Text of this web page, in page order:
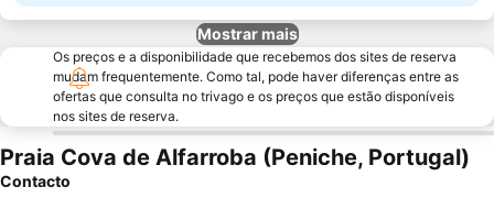
Mostrar mais
Os preços e a disponibilidade que recebemos dos sites de reserva
mudam frequentemente. Como tal, pode haver diferenças entre as
ofertas que consulta no trivago e os preços que estão disponíveis
nos sites de reserva.
Praia Cova de Alfarroba (Peniche, Portugal)
Contacto